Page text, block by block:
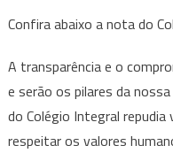
Confira abaixo a nota do
A transparência e o
e serão os pilares da
do Colégio Integral
respeitar os valores